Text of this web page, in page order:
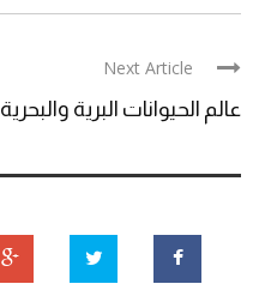
Next Article
عالم الحيوانات البرية والبحرية